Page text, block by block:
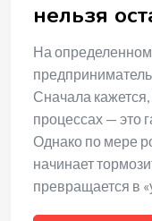
нельзя
На определенном
предприниматель
Сначала кажется,
процессах — это
Однако по мере
начинает
превращается в